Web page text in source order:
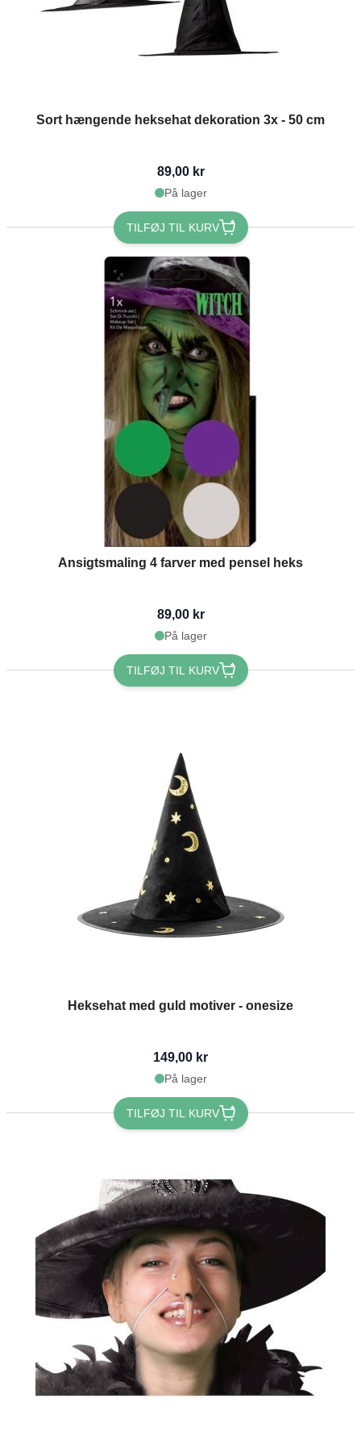
Sort hængende heksehat dekoration 3x - 50 cm
89,00 kr
På lager
TILFØJ TIL KURV
Ansigtsmaling 4 farver med pensel heks
89,00 kr
På lager
TILFØJ TIL KURV
Heksehat med guld motiver - onesize
149,00 kr
På lager
TILFØJ TIL KURV